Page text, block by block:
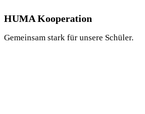
HUMA Kooperation
Gemeinsam stark für unsere Schüler.